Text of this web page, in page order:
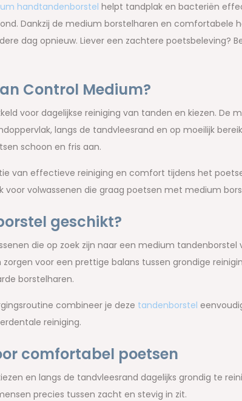
handtandenborstel helpt tandplak en bacteriën
Dankzij de medium borstelharen en comfortabele
dag opnieuw. Liever een zachtere poetsbeleving?
Control Medium?
voor dagelijkse reiniging van tanden en kiezen. De
langs de tandvleesrand en op moeilijk
schoon en fris aan.
van effectieve reiniging en comfort tijdens het
voor volwassenen die graag poetsen met medium
geschikt?
die op zoek zijn naar een medium tandenborstel
voor een prettige balans tussen grondige
borstelharen.
combineer je deze tandenborstel
reiniging.
comfortabel poetsen
en langs de tandvleesrand dagelijks grondig te
precies tussen zacht en stevig in zit.